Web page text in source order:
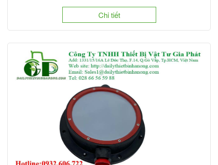
Chi tiết